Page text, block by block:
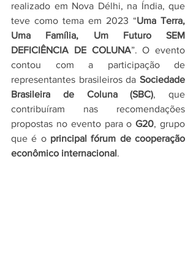
realizado em Nova Délhi, na Índia, que
teve como tema em 2023 “Uma Terra,
Uma Família, Um Futuro SEM
DEFICIÊNCIA DE COLUNA”. O evento
contou com a participação de
representantes brasileiros da Sociedade
Brasileira de Coluna (SBC), que
contribuíram nas recomendações
propostas no evento para o G20, grupo
que é o principal fórum de cooperação
econômico internacional.